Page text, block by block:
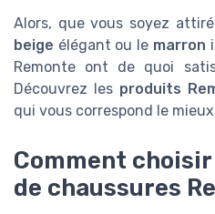
Alors, que vous soyez
beige élégant ou le marron
Remonte ont de quoi
Découvrez les produits
qui vous correspond le
Comment
de chaussures